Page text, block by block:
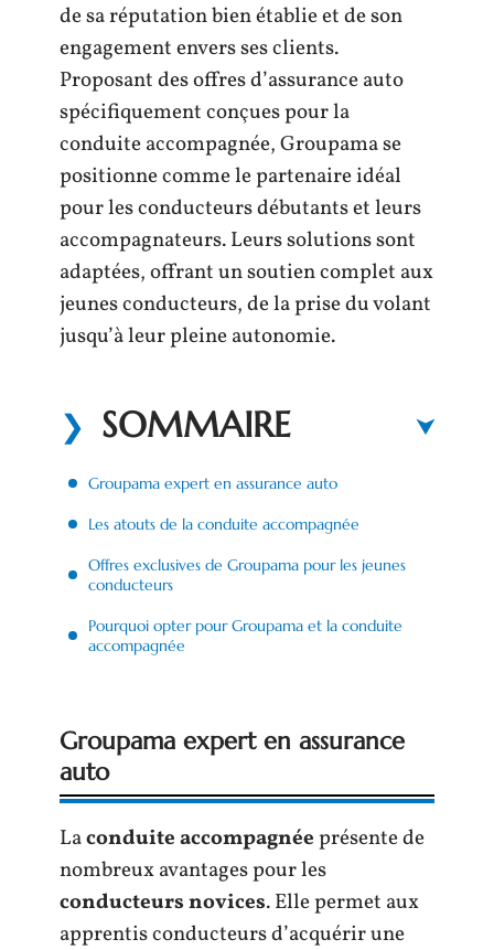
de sa réputation bien établie et de son
engagement envers ses clients.
Proposant des offres d’assurance auto
spécifiquement conçues pour la
conduite accompagnée, Groupama se
positionne comme le partenaire idéal
pour les conducteurs débutants et leurs
accompagnateurs. Leurs solutions sont
adaptées, offrant un soutien complet aux
jeunes conducteurs, de la prise du volant
jusqu’à leur pleine autonomie.
SOMMAIRE
Groupama expert en assurance auto
Les atouts de la conduite accompagnée
Offres exclusives de Groupama pour les jeunes
conducteurs
Pourquoi opter pour Groupama et la conduite
accompagnée
Groupama expert en assurance
auto
Laconduite accompagnéeprésente de
nombreux avantages pour les
conducteurs novices. Elle permet aux
apprentis conducteurs d’acquérir une